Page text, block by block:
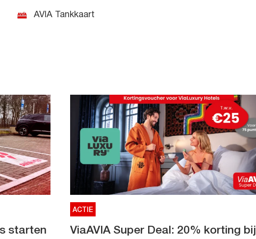
AVIA Tankkaart
starten
ACTIE
ViaAVIA Super Deal: 20% korting bij